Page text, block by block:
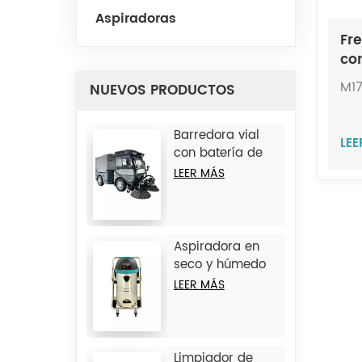
Aspiradoras
NUEVOS PRODUCTOS
Barredora vial
con batería de
litio JC-D9
LEER MÁS
Aspiradora en
seco y húmedo
de hierro JC1245
LEER MÁS
a
M17